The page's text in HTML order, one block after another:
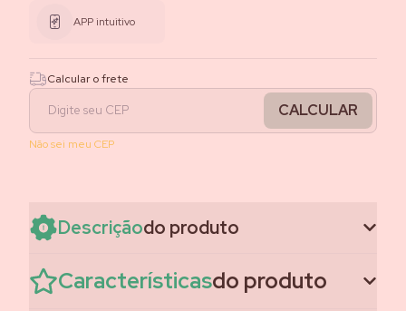
APP intuitivo
Calcular o frete
CALCULAR
Não sei meu CEP
Descriçãodo produto
Característicasdo produto